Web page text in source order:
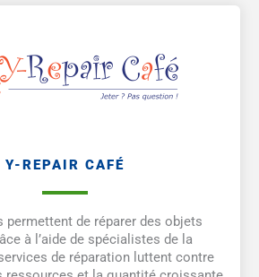
Y-REPAIR CAFÉ
permettent de réparer des objets
à l’aide de spécialistes de la
de réparation luttent contre